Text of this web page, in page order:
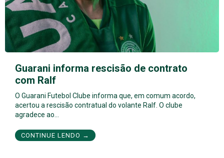
Guarani informa rescisão de contrato
com Ralf
O Guarani Futebol Clube informa que, em comum acordo,
acertou a rescisão contratual do volante Ralf. O clube
agradece ao…
CONTINUE LENDO →